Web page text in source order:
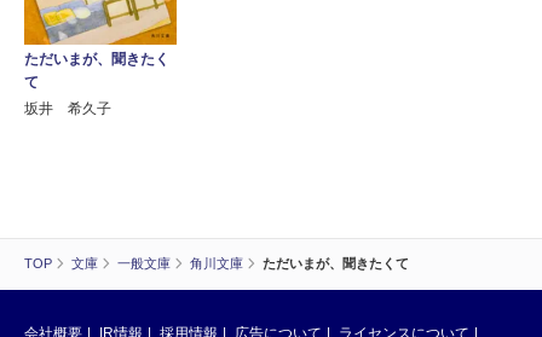
TOP 文庫 一般文庫 角川文庫 ただいまが、聞きたくて
ただいまが、聞きたく
て
坂井 希久子
会社概要 IR情報 採用情報 広告について ライセンスについて